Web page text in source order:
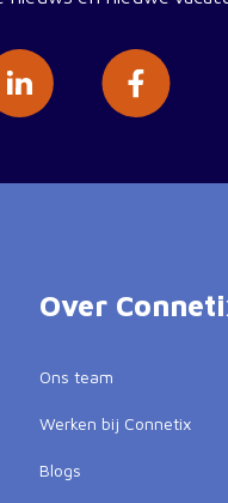
Over
Ons team
Werken bij Connetix
Blogs